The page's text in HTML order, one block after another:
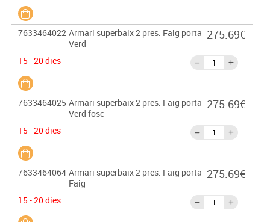
7633464022 Armari superbaix 2 pres. Faig porta
Verd
15 - 20 dies
275.69€
7633464025 Armari superbaix 2 pres. Faig porta
Verd fosc
15 - 20 dies
275.69€
7633464064 Armari superbaix 2 pres. Faig porta
Faig
15 - 20 dies
275.69€